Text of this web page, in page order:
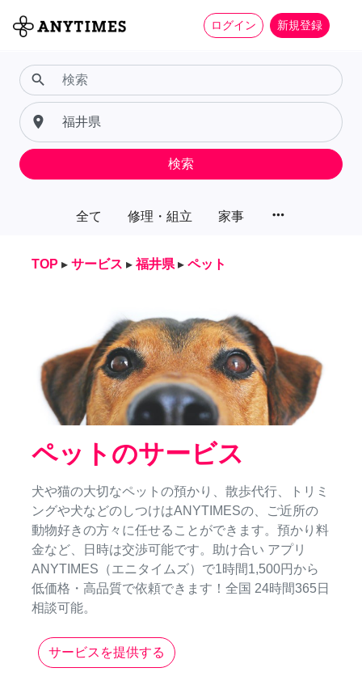
ログイン 新規登録
全て 修理・組立 家事 more_horiz
search
place
検索
TOP ▸ サービス ▸ 福井県 ▸ ペット
ペットのサービス
犬や猫の大切なペットの預かり、散歩代行、トリミ
ングや犬などのしつけはANYTIMESの、ご近所の
動物好きの方々に任せることができます。預かり料
金など、日時は交渉可能です。助け合い アプリ
ANYTIMES（エニタイムズ）で1時間1,500円から
低価格・高品質で依頼できます！全国 24時間365日
相談可能。
サービスを提供する